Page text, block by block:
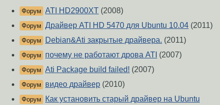
Форум ATI HD2900XT (2008)
Форум Драйвер ATI HD 5470 для Ubuntu 10.04 (2011)
Форум Debian&Ati закрытые драйвера. (2011)
Форум почему не работают дрова ATI (2007)
Форум Ati Package build failed! (2007)
Форум видео драйвер (2010)
Форум
Как установить старый драйвер на Ubuntu